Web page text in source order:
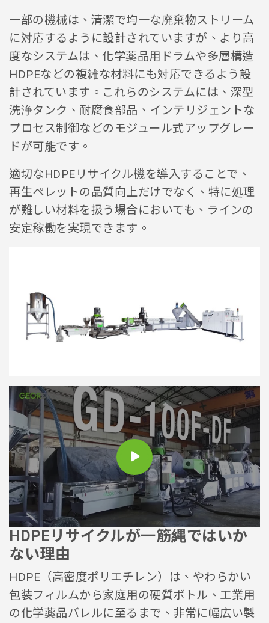
一部の機械は、清潔で均一な廃棄物ストリーム
に対応するように設計されていますが、より高
度なシステムは、化学薬品用ドラムや多層構造
HDPEなどの複雑な材料にも対応できるよう設
計されています。これらのシステムには、深型
洗浄タンク、耐腐食部品、インテリジェントな
プロセス制御などのモジュール式アップグレー
ドが可能です。
適切なHDPEリサイクル機を導入することで、
再生ペレットの品質向上だけでなく、特に処理
が難しい材料を扱う場合においても、ラインの
安定稼働を実現できます。
HDPEリサイクルが一筋縄ではいか
ない理由
HDPE（高密度ポリエチレン）は、やわらかい
包装フィルムから家庭用の硬質ボトル、工業用
の化学薬品バレルに至るまで、非常に幅広い製